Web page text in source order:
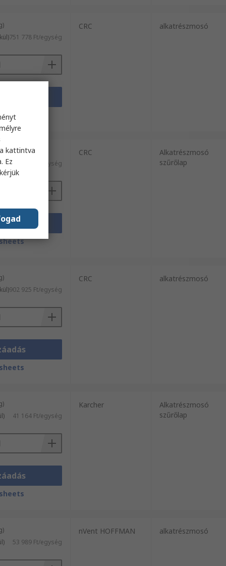
751 778 Ft/egység
CRC alkatrészmosó
9630 Ft/egység
CRC
Alkatrészmosó
szűrőlap
902 925 Ft/egység
CRC alkatrészmosó
41 164 Ft/egység
Karcher
Alkatrészmosó
szűrőlap
53 989 Ft/egység
nVent HOFFMAN alkatrészmosó
kattintva
Ez